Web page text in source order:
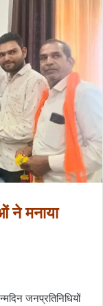
ने मनाया
जनप्रतिनिधियों